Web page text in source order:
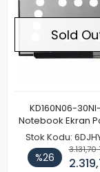
Sold
KD160N06-
Notebook Ekran
HD
Stok Kodu:
%26
3.131,70